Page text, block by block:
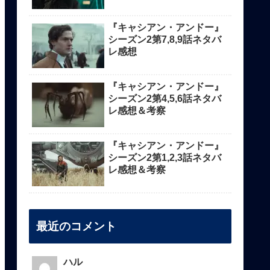
『キャシアン・アンドー』
シーズン2第7,8,9話ネタバ
レ感想
『キャシアン・アンドー』
シーズン2第4,5,6話ネタバ
レ感想＆考察
『キャシアン・アンドー』
シーズン2第1,2,3話ネタバ
レ感想＆考察
最近のコメント
ハル